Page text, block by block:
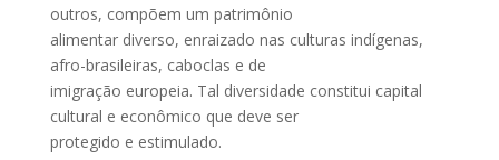
outros, compõem um patrimônio
alimentar diverso, enraizado nas culturas indígenas,
afro-brasileiras, caboclas e de
imigração europeia. Tal diversidade constitui capital
cultural e econômico que deve ser
protegido e estimulado.